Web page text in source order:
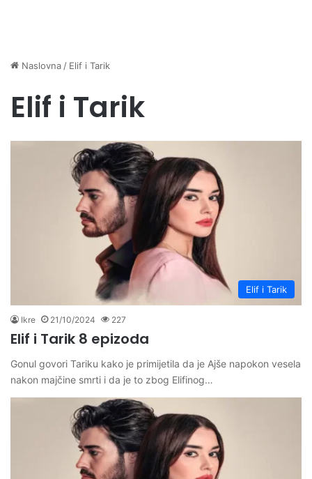
Naslovna / Elif i Tarik
Elif i Tarik
Elif i Tarik
Ikre 21/10/2024 227
Elif i Tarik 8 epizoda
Gonul govori Tariku kako je primijetila da je Ajše napokon vesela
nakon majčine smrti i da je to zbog Elifinog…